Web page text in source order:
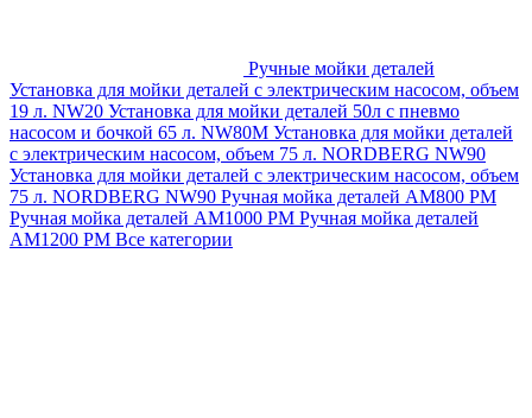
Ручные мойки деталей
Установка для мойки деталей с электрическим насосом, объем
19 л. NW20 Установка для мойки деталей 50л с пневмо
насосом и бочкой 65 л. NW80M Установка для мойки деталей
с электрическим насосом, объем 75 л. NORDBERG NW90
Установка для мойки деталей с электрическим насосом, объем
75 л. NORDBERG NW90 Ручная мойка деталей АМ800 РМ
Ручная мойка деталей АМ1000 РМ Ручная мойка деталей
АМ1200 РМ Все категории